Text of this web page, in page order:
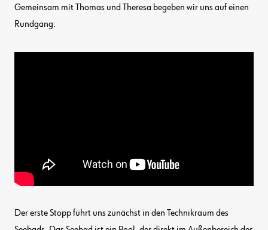
Gemeinsam mit Thomas und Theresa begeben wir uns auf einen
Rundgang:
Der erste Stopp führt uns zunächst in den Technikraum des